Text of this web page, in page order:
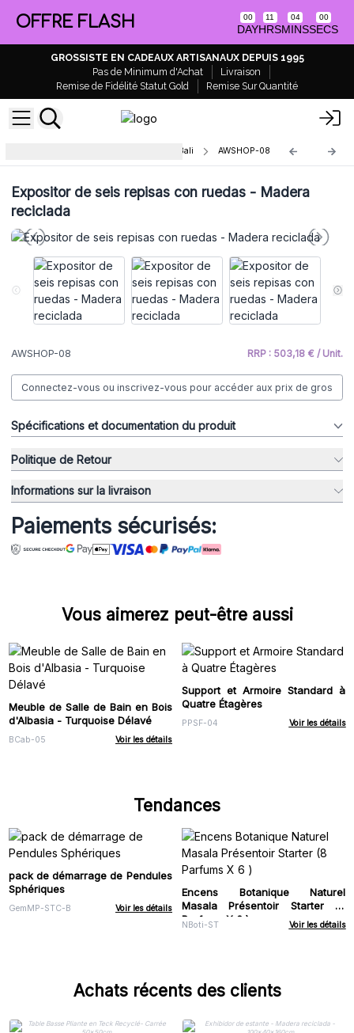
OFFRE FLASH 00
DAY
11
HRS
03
MINS
59
SECS
GROSSISTE EN CADEAUX ARTISANAUX DEPUIS 1995
Pas de Minimum d'Achat
Livraison
Remise de Fidélité Statut Gold
Remise Sur Quantité
Muebles de madera reciclados de Bali AWSHOP-08
Expositor de seis repisas con ruedas - Madera
reciclada
AWSHOP-08 RRP : 503,18 € / Unit.
Connectez-vous ou inscrivez-vous pour accéder aux prix de gros
Spécifications et documentation du produit
Politique de Retour
Informations sur la livraison
Paiements sécurisés:
Vous aimerez peut-être aussi
Meuble de Salle de Bain en Bois
d'Albasia - Turquoise Délavé
BCab-05 Voir les détails
Support et Armoire Standard à
Quatre Étagères
PPSF-04 Voir les détails
Tendances
pack de démarrage de Pendules
Sphériques
GemMP-STC-B Voir les détails
Encens Botanique Naturel
Masala Présentoir Starter (8
Parfums X 6 )
NBoti-ST Voir les détails
Achats récents des clients